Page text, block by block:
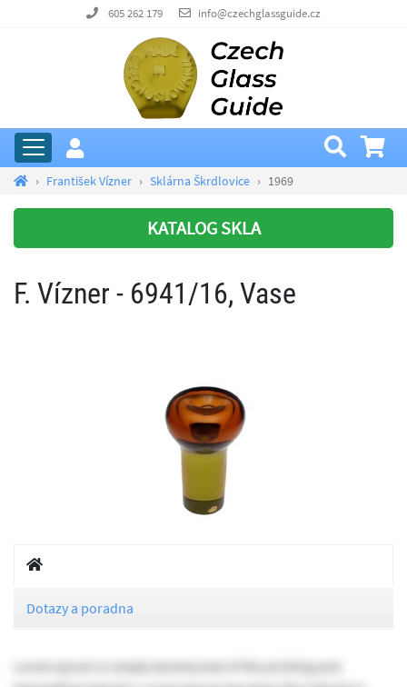
605 262 179 info@czechglassguide.cz
František Vízner Sklárna Škrdlovice 1969
KATALOG SKLA
F. Vízner - 6941/16, Vase
Dotazy a poradna
Lorem Ipsum is simply dummy text of the printing and